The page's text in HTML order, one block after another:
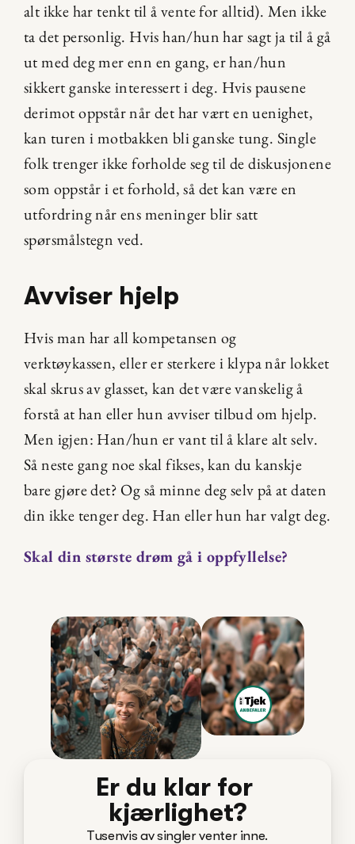
alt ikke har tenkt til å vente for alltid). Men ikke
ta det personlig. Hvis han/hun har sagt ja til å gå
ut med deg mer enn en gang, er han/hun
sikkert ganske interessert i deg. Hvis pausene
derimot oppstår når det har vært en uenighet,
kan turen i motbakken bli ganske tung. Single
folk trenger ikke forholde seg til de diskusjonene
som oppstår i et forhold, så det kan være en
utfordring når ens meninger blir satt
spørsmålstegn ved.
Avviser hjelp
Hvis man har all kompetansen og
verktøykassen, eller er sterkere i klypa når lokket
skal skrus av glasset, kan det være vanskelig å
forstå at han eller hun avviser tilbud om hjelp.
Men igjen: Han/hun er vant til å klare alt selv.
Så neste gang noe skal fikses, kan du kanskje
bare gjøre det? Og så minne deg selv på at daten
din ikke tenger deg. Han eller hun har valgt deg.
Skal din største drøm gå i oppfyllelse?
Er du klar for
kjærlighet?
Tusenvis av singler venter inne.